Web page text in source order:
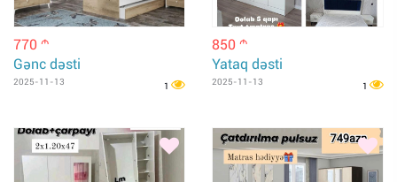
770 m
Gənc dəsti
2025-11-13 1
850 m
Yataq dəsti
2025-11-13 1